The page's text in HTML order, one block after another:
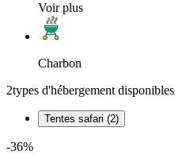
Voir plus
Charbon
2types d'hébergement disponibles
Tentes safari (2)
-36%